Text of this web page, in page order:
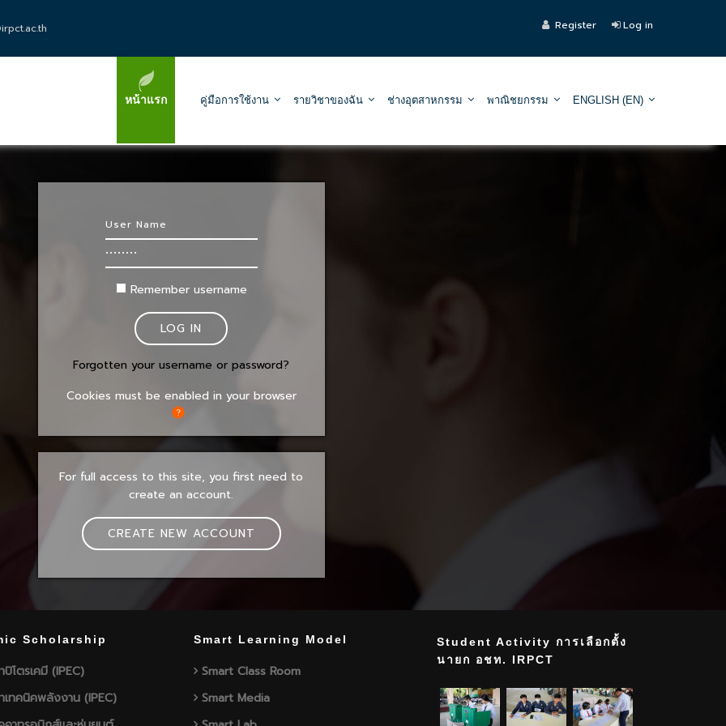
Register Log in
หน้าแรก คู่มือการใช้งาน รายวิชาของฉัน ช่างอุตสาหกรรม พาณิชยกรรม ENGLISH ‎(EN)‎
Username
Remember username
LOG IN
Forgotten your username or password?
Cookies must be enabled in your browser
For full access to this site, you first need to
create an account.
CREATE NEW ACCOUNT
Scholarship
โตรเคมี (IPEC)
เทคนิคพลังงาน (IPEC)
Smart Learning Model
Smart Class Room
Smart Media
Student Activity การเลือกตั้ง
นายก อชท. IRPCT